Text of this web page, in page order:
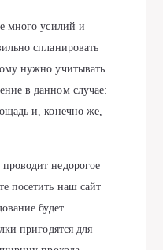
много усилий и
спланировать
нужно учитывать
в данном случае:
и, конечно же,
недорогое
посетить наш сайт
будет
пригодятся для